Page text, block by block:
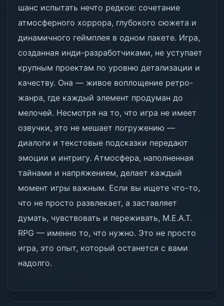
шанс испытать нечто редкое: сочетание
атмосферного хоррора, глубокого сюжета и
динамичного геймплея в одном пакете. Игра,
созданная инди-разработчиками, не уступает
крупным проектам по уровню детализации и
качеству. Она — живое воплощение ретро-
жанра, где каждый элемент продуман до
мелочей. Несмотря на то, что игра не имеет
озвучки, это не мешает погружению —
диалоги и текстовые подсказки передают
эмоции и интригу. Атмосфера, наполненная
тайнами и напряжением, делает каждый
момент игры важным. Если вы ищете что-то,
что не просто развлекает, а заставляет
думать, чувствовать и переживать, M.E.A.T.
RPG — именно то, что нужно. Это не просто
игра, это опыт, который останется с вами
надолго.